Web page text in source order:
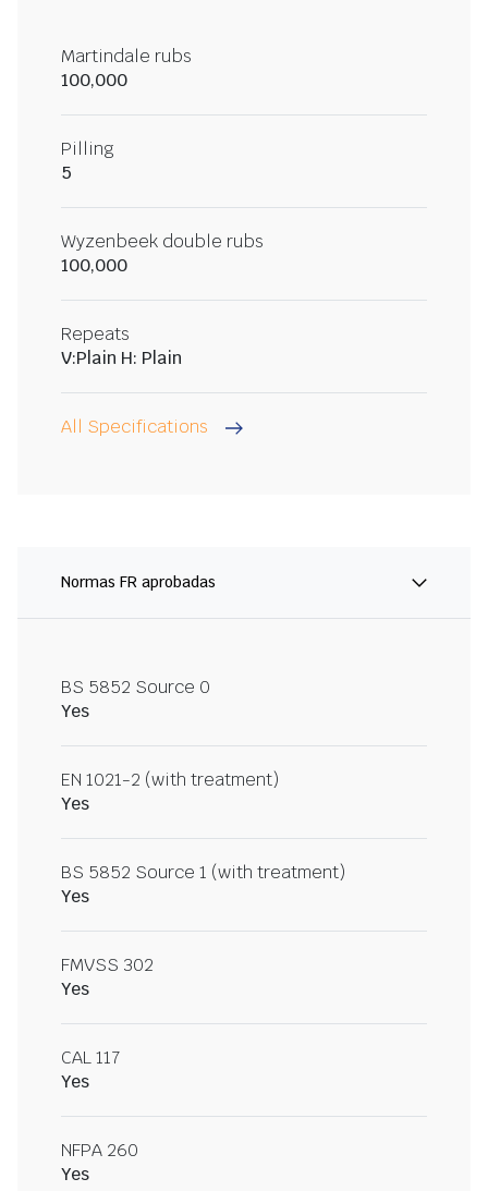
Martindale rubs
100,000
Pilling
5
Wyzenbeek double rubs
100,000
Repeats
V:Plain H: Plain
All Specifications
Normas FR aprobadas
BS 5852 Source 0
Yes
EN 1021-2 (with treatment)
Yes
BS 5852 Source 1 (with treatment)
Yes
FMVSS 302
Yes
CAL 117
Yes
NFPA 260
Yes